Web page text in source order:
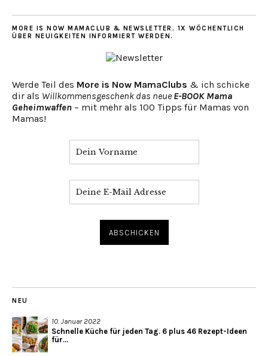
MORE IS NOW MAMACLUB & NEWSLETTER. 1X WÖCHENTLICH
ÜBER NEUIGKEITEN INFORMIERT WERDEN.
Werde Teil des More is Now MamaClubs & ich schicke
dir als Willkommensgeschenk das neue E-BOOK Mama
Geheimwaffen – mit mehr als 100 Tipps für Mamas von
Mamas!
NEU
10. Januar 2022
Schnelle Küche für jeden Tag. 6 plus 46 Rezept-Ideen
für...